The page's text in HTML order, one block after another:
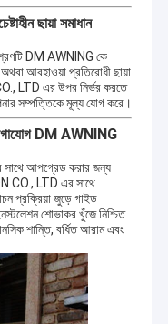
ছায়া সমাধান
DM AWNING কে
আবহাওয়া প্রতিরোধী ছায়া
LTD এর উপর নির্ভর করতে
সম্পত্তিকে মূল্য যোগ করে।
DM AWNING
সাথে আপগ্রেড করার জন্য
CO., LTD এর সাথে
প্রক্রিয়া জুড়ে গাইড
শোভাকর খুঁজে নিশ্চিত
শান্তি, বর্ধিত আরাম এবং
দৈত্য ছাতা ইত্যাদি বিভিন্ন
পারে, যেমন টেরেস
গাড়ি শ্যাডো, সান রুম, প্যাভিলিয়ন,